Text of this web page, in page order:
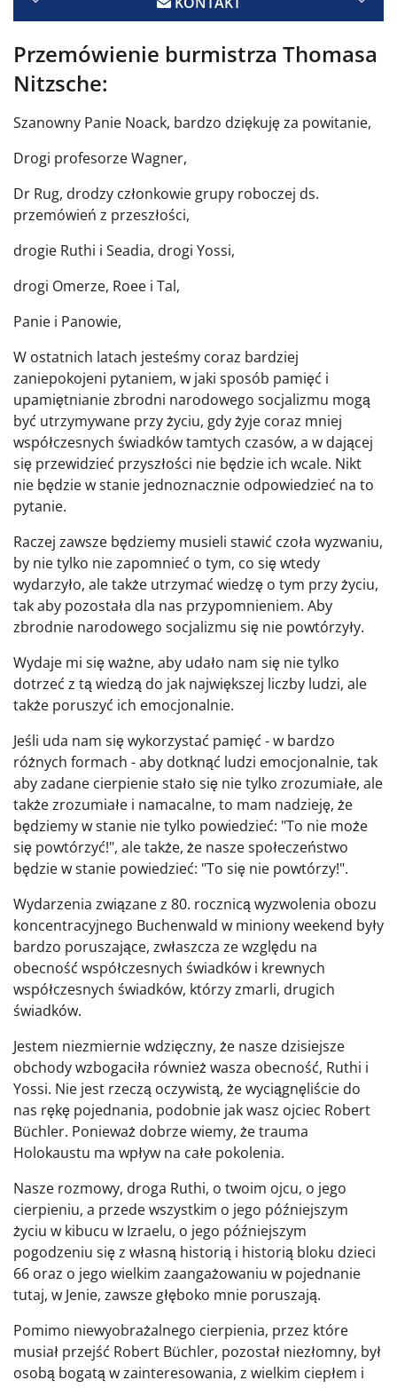
Przemówienie burmistrza Thomasa
Nitzsche:
Szanowny Panie Noack, bardzo dziękuję za powitanie,
Drogi profesorze Wagner,
Dr Rug, drodzy członkowie grupy roboczej ds.
przemówień z przeszłości,
drogie Ruthi i Seadia, drogi Yossi,
drogi Omerze, Roee i Tal,
Panie i Panowie,
W ostatnich latach jesteśmy coraz bardziej
zaniepokojeni pytaniem, w jaki sposób pamięć i
upamiętnianie zbrodni narodowego socjalizmu mogą
być utrzymywane przy życiu, gdy żyje coraz mniej
współczesnych świadków tamtych czasów, a w dającej
się przewidzieć przyszłości nie będzie ich wcale. Nikt
nie będzie w stanie jednoznacznie odpowiedzieć na to
pytanie.
Raczej zawsze będziemy musieli stawić czoła wyzwaniu,
by nie tylko nie zapomnieć o tym, co się wtedy
wydarzyło, ale także utrzymać wiedzę o tym przy życiu,
tak aby pozostała dla nas przypomnieniem. Aby
zbrodnie narodowego socjalizmu się nie powtórzyły.
Wydaje mi się ważne, aby udało nam się nie tylko
dotrzeć z tą wiedzą do jak największej liczby ludzi, ale
także poruszyć ich emocjonalnie.
Jeśli uda nam się wykorzystać pamięć - w bardzo
różnych formach - aby dotknąć ludzi emocjonalnie, tak
aby zadane cierpienie stało się nie tylko zrozumiałe, ale
także zrozumiałe i namacalne, to mam nadzieję, że
będziemy w stanie nie tylko powiedzieć: "To nie może
się powtórzyć!", ale także, że nasze społeczeństwo
będzie w stanie powiedzieć: "To się nie powtórzy!".
Wydarzenia związane z 80. rocznicą wyzwolenia obozu
koncentracyjnego Buchenwald w miniony weekend były
bardzo poruszające, zwłaszcza ze względu na
obecność współczesnych świadków i krewnych
współczesnych świadków, którzy zmarli, drugich
świadków.
Jestem niezmiernie wdzięczny, że nasze dzisiejsze
obchody wzbogaciła również wasza obecność, Ruthi i
Yossi. Nie jest rzeczą oczywistą, że wyciągnęliście do
nas rękę pojednania, podobnie jak wasz ojciec Robert
Büchler. Ponieważ dobrze wiemy, że trauma
Holokaustu ma wpływ na całe pokolenia.
Nasze rozmowy, droga Ruthi, o twoim ojcu, o jego
cierpieniu, a przede wszystkim o jego późniejszym
życiu w kibucu w Izraelu, o jego późniejszym
pogodzeniu się z własną historią i historią bloku dzieci
66 oraz o jego wielkim zaangażowaniu w pojednanie
tutaj, w Jenie, zawsze głęboko mnie poruszają.
Pomimo niewyobrażalnego cierpienia, przez które
musiał przejść Robert Büchler, pozostał niezłomny, był
osobą bogatą w zainteresowania, z wielkim ciepłem i